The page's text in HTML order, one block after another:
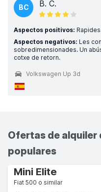
BC B. C.
Aspectos positivos:
Aspectos negativos: Les
sobredimensionades. Un
cotxe de retorn.
Volkswagen Up 3d
Ofertas de alquiler
populares
Mini Elite
Fiat 500 o similar